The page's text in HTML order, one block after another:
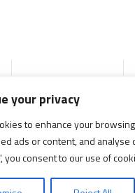
your privacy
to enhance your
ads or content, and analyse
you consent to our use of
Produits